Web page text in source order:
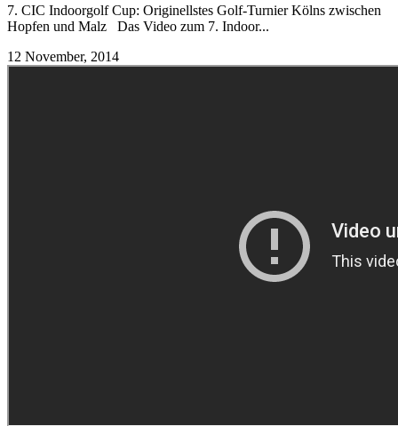
7. CIC Indoorgolf Cup: Originellstes Golf-Turnier Kölns zwischen
Hopfen und Malz Das Video zum 7. Indoor...
12 November, 2014